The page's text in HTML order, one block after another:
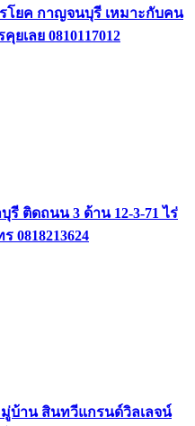
โยค กาญจนบุรี เหมาะกับคน
เลย 0810117012
ติดถนน 3 ด้าน 12-3-71 ไร่
0818213624
บ้าน สินทวีแกรนด์วิลเลจน์